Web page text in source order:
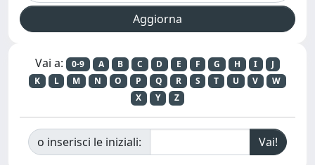
Vai a: 0-9 A B C D E F G H I
J
K
L M N O P Q R S T U V
W
X
Y Z
o inserisci le iniziali: